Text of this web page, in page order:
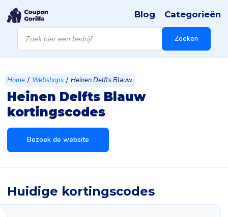
Producten
zoeken Zoeken
Blog Categorieën
Home / Webshops / Heinen Delfts Blauw
Heinen Delfts Blauw
kortingscodes
Bezoek de website
Huidige kortingscodes